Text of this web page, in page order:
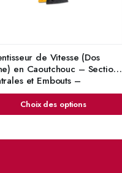
de Vitesse (Dos
en Caoutchouc – Sections
et Embouts –
Choix des options